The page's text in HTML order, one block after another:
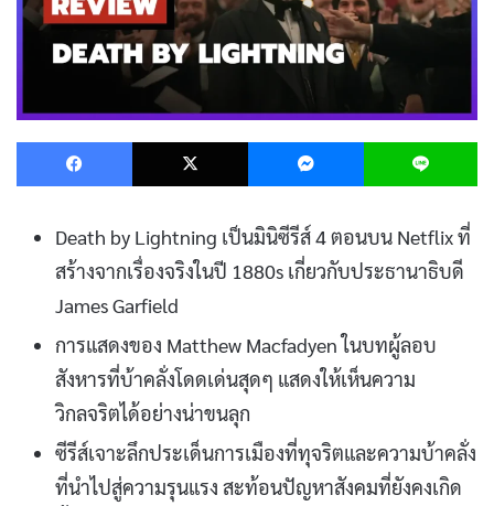
Facebook X Messenger
Death by Lightning เป็นมินิซีรีส์ 4 ตอนบน Netflix ที่
สร้างจากเรื่องจริงในปี 1880s เกี่ยวกับประธานาธิบดี
James Garfield
การแสดงของ Matthew Macfadyen ในบทผู้ลอบ
สังหารที่บ้าคลั่งโดดเด่นสุดๆ แสดงให้เห็นความ
วิกลจริตได้อย่างน่าขนลุก
ซีรีส์เจาะลึกประเด็นการเมืองที่ทุจริตและความบ้าคลั่ง
ที่นำไปสู่ความรุนแรง สะท้อนปัญหาสังคมที่ยังคงเกิด